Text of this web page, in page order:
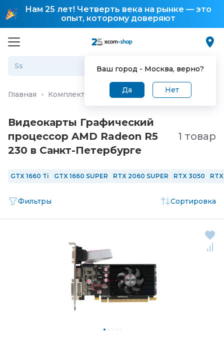
Нам 25 лет! Четверть века на рынке — это
опыт, которому доверяют
Ваш город - Москва, верно?
Да Нет
Главная · Комплектующие для ПК и ноутбуков
Видеокарты Графический
процессор AMD Radeon R5
230 в Санкт-Петербургe
1 товар
GTX 1660 Ti GTX 1660 SUPER RTX 2060 SUPER RTX 3050
Фильтры Сортировка